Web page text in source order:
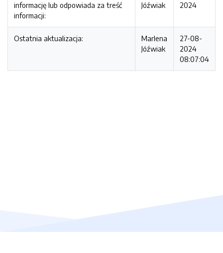
informację lub odpowiada za treść
informacji:
Jóźwiak
2024
Ostatnia aktualizacja:
Marlena
Jóźwiak
27-08-
2024
08:07:04